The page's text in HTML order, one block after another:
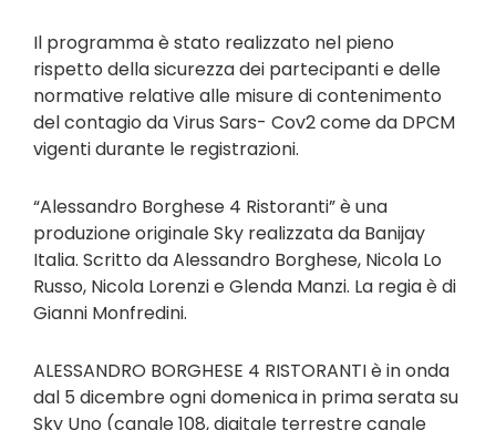
Il programma è stato realizzato nel pieno
rispetto della sicurezza dei partecipanti e delle
normative relative alle misure di contenimento
del contagio da Virus Sars- Cov2 come da DPCM
vigenti durante le registrazioni.
“Alessandro Borghese 4 Ristoranti” è una
produzione originale Sky realizzata da Banijay
Italia. Scritto da Alessandro Borghese, Nicola Lo
Russo, Nicola Lorenzi e Glenda Manzi. La regia è di
Gianni Monfredini.
ALESSANDRO BORGHESE 4 RISTORANTI è in onda
dal 5 dicembre ogni domenica in prima serata su
Sky Uno (canale 108, digitale terrestre canale